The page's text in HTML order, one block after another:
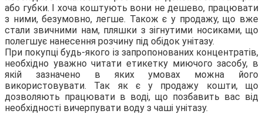
або губки. І хоча коштують вони не дешево, працювати
з ними, безумовно, легше. Також є у продажу, що вже
стали звичними нам, пляшки з зігнутими носиками, що
полегшує нанесення розчину під обідок унітазу.
При покупці будь-якого із запропонованих концентратів,
необхідно уважно читати етикетку миючого засобу, в
якій зазначено в яких умовах можна його
використовувати. Так як є у продажу кошти, що
дозволяють працювати в воді, що позбавить вас від
необхідності вичерпувати воду з чаші унітазу.